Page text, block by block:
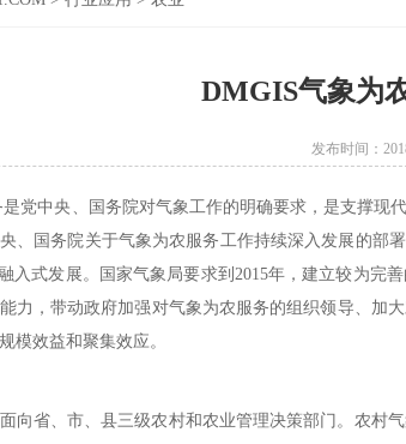
DMGIS气象为
发布时间：
党中央、国务院对气象工作的明确要求，是支撑现
、国务院关于气象为农服务工作持续深入发展的部
入式发展。
国家气象局要求到 2015年，建立较为完
力，带动政府加强对气象为农服务的组织领导、加
模效益和聚集效应。
向省、市、县三级农村和农业管理决策部门。农村